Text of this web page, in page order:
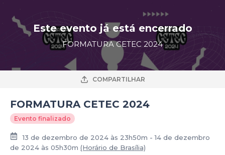
Este evento já está encerrado
FORMATURA CETEC 2024
COMPARTILHAR
FORMATURA CETEC 2024
Evento finalizado
13 de dezembro de 2024 às 23h50m - 14 de dezembro
de 2024 às 05h30m (Horário de Brasília)